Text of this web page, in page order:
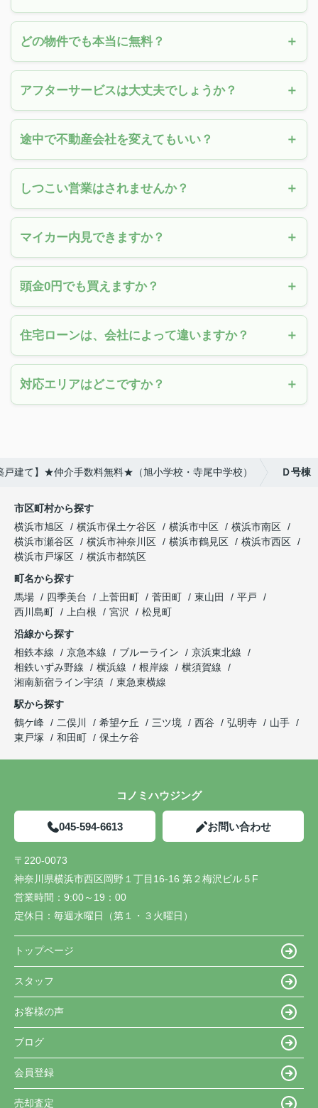
どの物件でも本当に無料？
アフターサービスは大丈夫でしょうか？
途中で不動産会社を変えてもいい？
しつこい営業はされませんか？
マイカー内見できますか？
頭金0円でも買えますか？
住宅ローンは、会社によって違いますか？
対応エリアはどこですか？
建て】★仲介手数料無料★（旭小学校・寺尾中学校） Ｄ号棟
市区町村から探す
横浜市旭区
横浜市保土ケ谷区 横浜市中区
横浜市南区
横浜市瀬谷区
横浜市神奈川区 横浜市鶴見区
横浜市西区
横浜市戸塚区
横浜市都筑区
町名から探す
馬場
四季美台 上菅田町 菅田町 東山田
平戸
西川島町
上白根 宮沢
松見町
沿線から探す
相鉄本線
京急本線 ブルーライン
京浜東北線
相鉄いずみ野線
横浜線 根岸線
横須賀線
湘南新宿ライン宇須
東急東横線
駅から探す
鶴ケ峰
二俣川 希望ケ丘 三ツ境 西谷 弘明寺
山手
東戸塚
和田町 保土ケ谷
コノミハウジング
045-594-6613 お問い合わせ
〒220-0073
神奈川県横浜市西区岡野１丁目16-16 第２梅沢ビル５F
営業時間： 9:00～19：00
定休日： 毎週水曜日（第１・３火曜日）
トップページ
スタッフ
お客様の声
ブログ
会員登録
売却査定